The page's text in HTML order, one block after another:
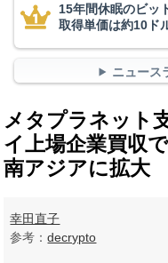
15年間休眠のビッ
取得単価は約10ド
ニュース
メタプラネット
イ上場企業買収
南アジアに拡大
幸田直子
参考：decrypto